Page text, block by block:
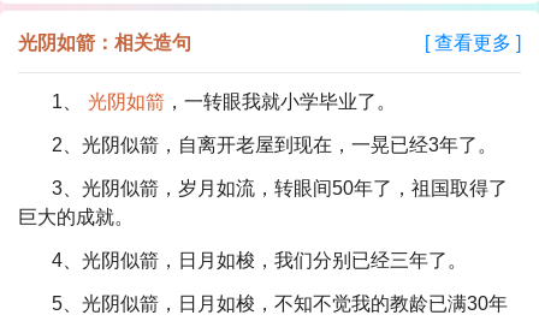
光阴如箭：相关造句 [ 查看更多 ]
1、 光阴如箭 ，一转眼我就小学毕业了。
2、光阴似箭，自离开老屋到现在，一晃已经3年了。
3、光阴似箭，岁月如流，转眼间50年了，祖国取得了
巨大的成就。
4、光阴似箭，日月如梭，我们分别已经三年了。
5、光阴似箭，日月如梭，不知不觉我的教龄已满30年